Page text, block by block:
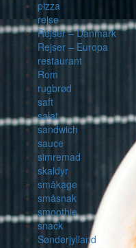
pizza
rejse
Rejser – Danmark
Rejser – Europa
restaurant
Rom
rugbrød
saft
salat
sandwich
sauce
simremad
skaldyr
småkage
småsnak
smoothie
snack
Sønderjylland